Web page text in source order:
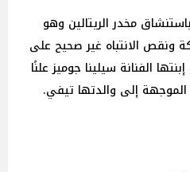
مخدر الريتالين وهو
ونقص الانتباه غير صحيح على
الفنانة سيلينا جوميز علنًا
الموجهة إلى والدتها تيفي.